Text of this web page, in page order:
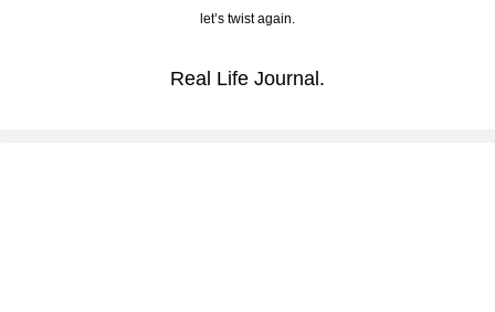
let’s twist again.
Real Life Journal.